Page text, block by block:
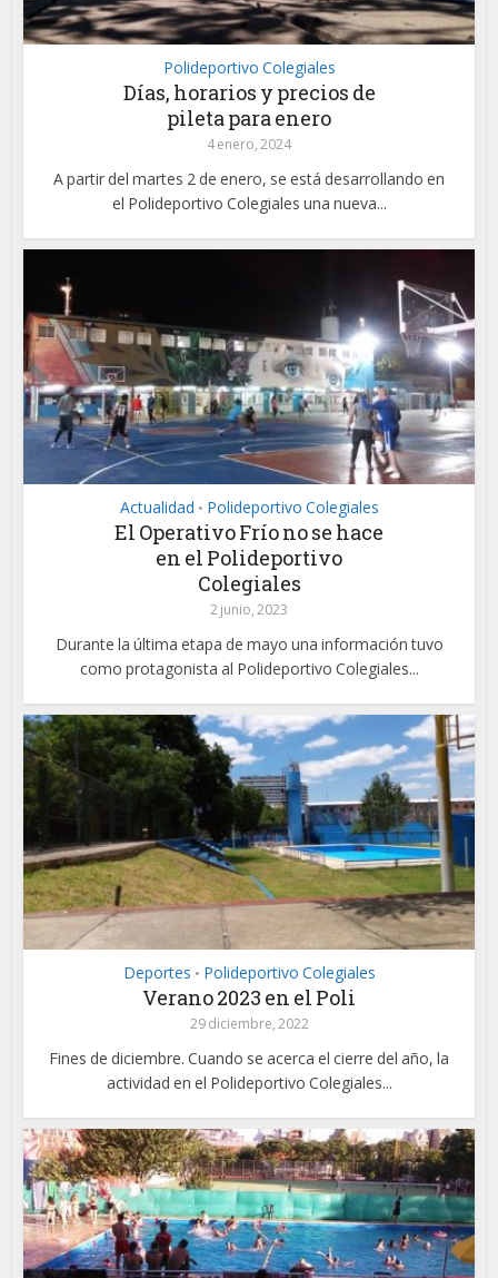
Polideportivo Colegiales
Días, horarios y precios de
pileta para enero
4 enero, 2024
A partir del martes 2 de enero, se está desarrollando en
el Polideportivo Colegiales una nueva...
Actualidad • Polideportivo Colegiales
El Operativo Frío no se hace
en el Polideportivo
Colegiales
2 junio, 2023
Durante la última etapa de mayo una información tuvo
como protagonista al Polideportivo Colegiales...
Deportes • Polideportivo Colegiales
Verano 2023 en el Poli
29 diciembre, 2022
Fines de diciembre. Cuando se acerca el cierre del año, la
actividad en el Polideportivo Colegiales...